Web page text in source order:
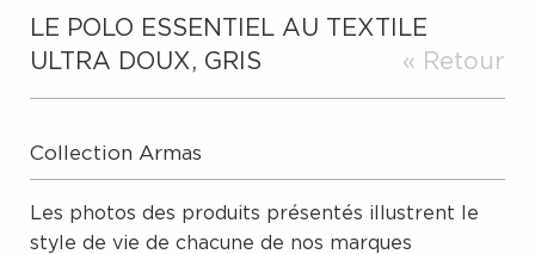
LE POLO ESSENTIEL AU TEXTILE
ULTRA DOUX, GRIS
« Retour
Collection Armas
Les photos des produits présentés illustrent le
style de vie de chacune de nos marques